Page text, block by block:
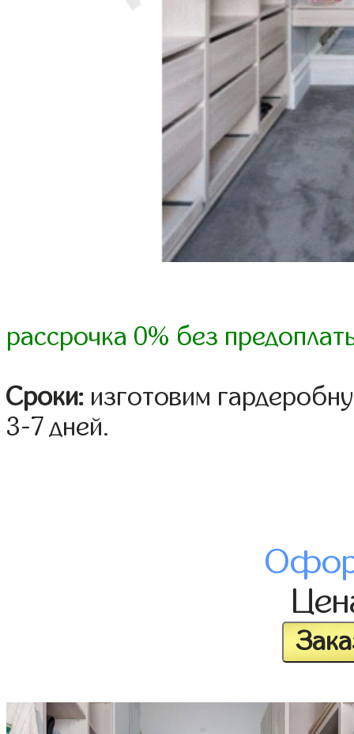
рассрочка 0% без
Сроки: изготовим
3-7 дней.